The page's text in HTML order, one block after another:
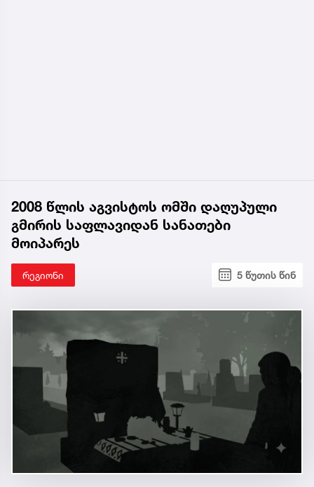
2008 წლის აგვისტოს ომში დაღუპული
გმირის საფლავიდან სანათები
მოიპარეს
რეგიონი 5 წუთის წინ